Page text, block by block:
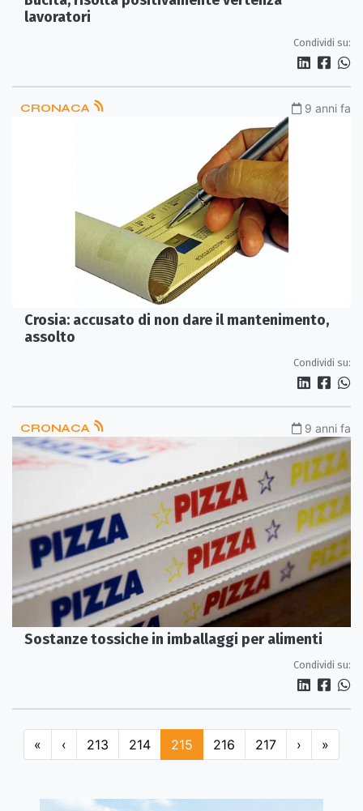
lavoratori
Condividi su:
CRONACA 9 anni fa
Crosia: accusato di non dare il mantenimento,
assolto
Condividi su:
CRONACA 9 anni fa
Sostanze tossiche in imballaggi per alimenti
Condividi su:
« ‹ 213 214 215 216 217 › »